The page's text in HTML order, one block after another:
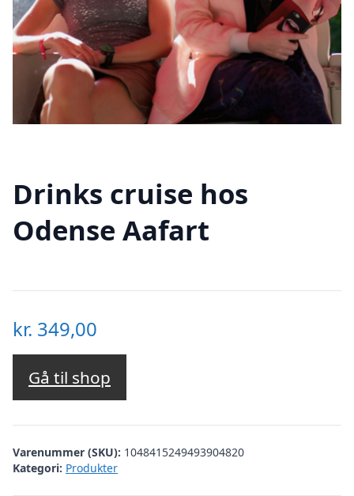
Drinks cruise hos
Odense Aafart
kr. 349,00
Gå til shop
Varenummer (SKU): 1048415249493904820
Kategori: Produkter